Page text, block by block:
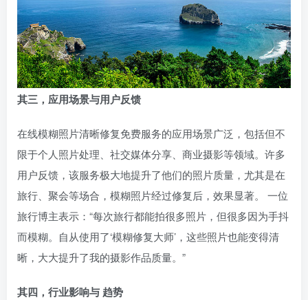
其三，应用场景与用户反馈
在线模糊照片清晰修复免费服务的应用场景广泛，包括但不
限于个人照片处理、社交媒体分享、商业摄影等领域。许多
用户反馈，该服务极大地提升了他们的照片质量，尤其是在
旅行、聚会等场合，模糊照片经过修复后，效果显著。 一位
旅行博主表示：“每次旅行都能拍很多照片，但很多因为手抖
而模糊。自从使用了‘模糊修复大师’，这些照片也能变得清
晰，大大提升了我的摄影作品质量。”
其四，行业影响与 趋势